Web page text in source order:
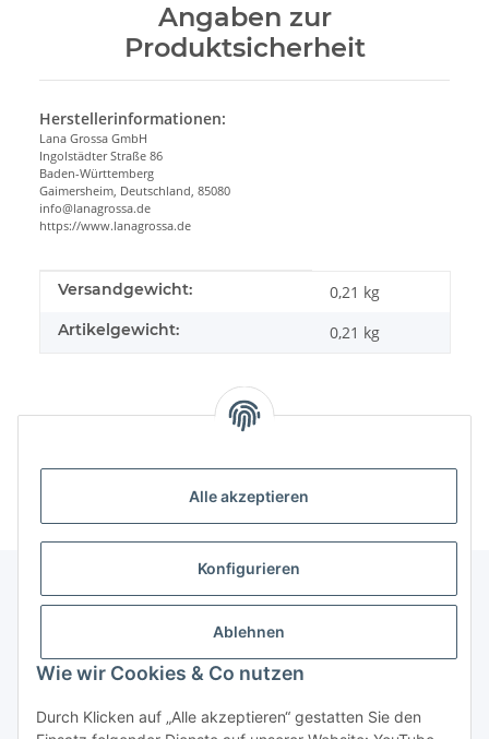
Alle akzeptieren
Konfigurieren
Ablehnen
Wie wir Cookies & Co nutzen
Durch Klicken auf „Alle akzeptieren“ gestatten Sie den
Angaben zur
Produktsicherheit
Herstellerinformationen:
Lana Grossa GmbH
Ingolstädter Straße 86
Baden-Württemberg
Gaimersheim, Deutschland, 85080
info@lanagrossa.de
https://www.lanagrossa.de
Produkteigenschaft
Wert
Versandgewicht: 0,21 kg
Artikelgewicht: 0,21 kg